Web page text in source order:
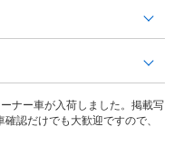
ナー車が入荷しました。掲載写
認だけでも大歓迎ですので、